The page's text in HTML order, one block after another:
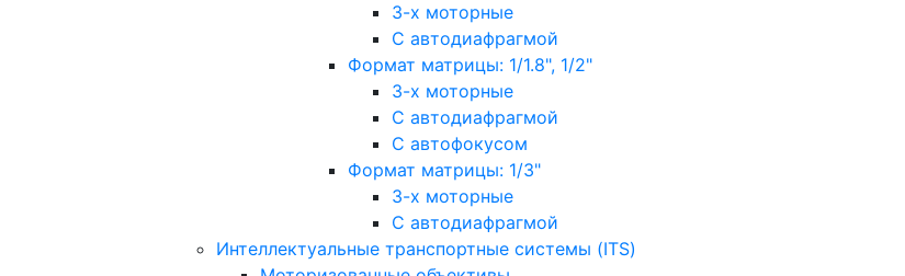
3-х моторные
С автодиафрагмой
Формат матрицы: 1/1.8", 1/2"
3-х моторные
С автодиафрагмой
С автофокусом
Формат матрицы: 1/3"
3-х моторные
С автодиафрагмой
Интеллектуальные транспортные системы (ITS)